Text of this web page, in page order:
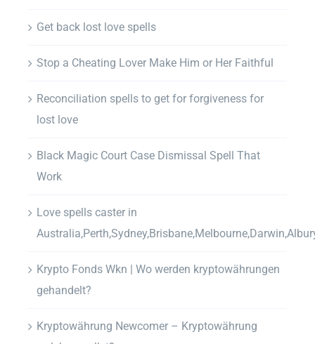
Get back lost love spells
Stop a Cheating Lover Make Him or Her Faithful
Reconciliation spells to get for forgiveness for
lost love
Black Magic Court Case Dismissal Spell That
Work
Love spells caster in
Krypto Fonds Wkn | Wo werden kryptowährungen
gehandelt?
Kryptowährung Newcomer – Kryptowährung